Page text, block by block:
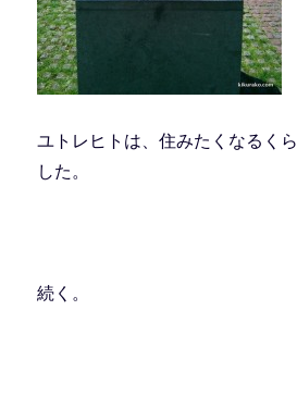
ユトレヒトは、住みたくなるく
した。
続く。